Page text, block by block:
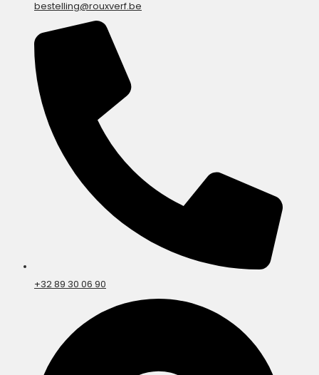
bestelling@rouxverf.be
+32 89 30 06 90